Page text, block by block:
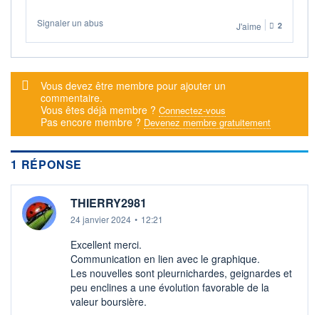
Signaler un abus J'aime 2
Message d'alerte
Vous devez être membre pour ajouter un
commentaire.
Vous êtes déjà membre ? Connectez-vous
Pas encore membre ? Devenez membre gratuitement
1 RÉPONSE
THIERRY2981
24 janvier 2024 • 12:21
Excellent merci.
Communication en lien avec le graphique.
Les nouvelles sont pleurnichardes, geignardes et
peu enclines a une évolution favorable de la
valeur boursière.